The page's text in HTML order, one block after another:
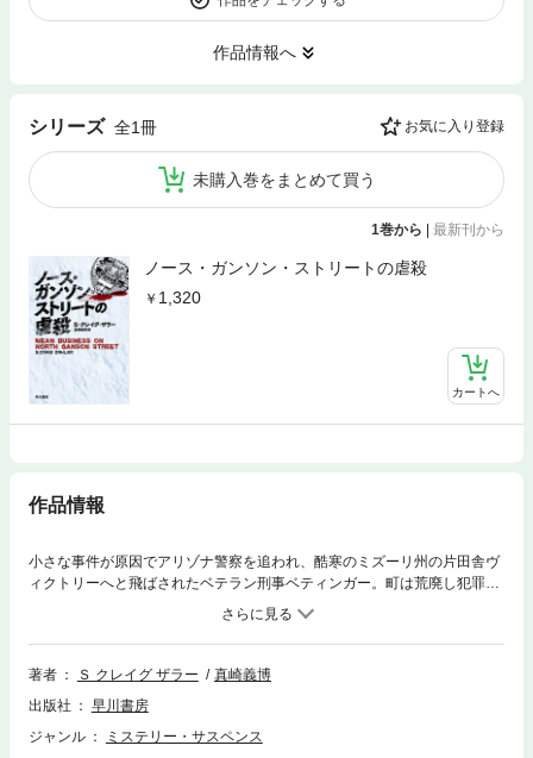
作品情報へ
シリーズ 全1冊 お気に入り登録
未購入巻をまとめて買う
1巻から | 最新刊から
ノース・ガンソン・ストリートの虐殺
1,320
カートへ
作品情報
小さな事件が原因でアリゾナ警察を追われ、酷寒のミズーリ州の片田舎ヴ
ィクトリーへと飛ばされたベテラン刑事ベティンガー。町は荒廃し犯罪が
横行、同僚刑事たちの行動も怪しげで、よそ者の彼に冷たい。当初は彼ら
にも疑惑を抱くが、徐々にその誤解も解消してきた頃、残虐な連続警官殺
しが発生した。仲間を殺された刑事たちの怒りの捜査は、やがて壮絶な闘
いへ……レオナルド・ディカプリオ映画化のヴァイオレンス巨篇！
著者 Ｓ クレイグ ザラー
真崎義博
出版社
早川書房
ジャンル
ミステリー・サスペンス